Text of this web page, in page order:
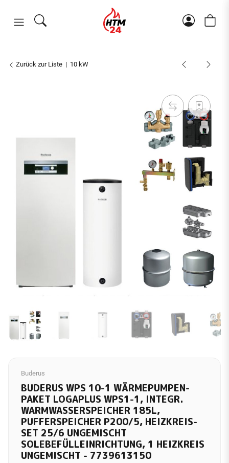
Zurück zur Liste 10 kW
Buderus
BUDERUS WPS 10-1 WÄRMEPUMPEN-
PAKET LOGAPLUS WPS1-1, INTEGR.
WARMWASSERSPEICHER 185L,
PUFFERSPEICHER P200/5, HEIZKREIS-
SET 25/6 UNGEMISCHT
SOLEBEFÜLLEINRICHTUNG, 1 HEIZKREIS
UNGEMISCHT - 7739613150